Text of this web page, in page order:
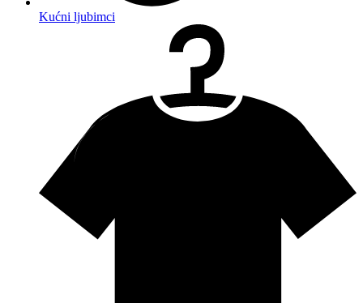
Kućni ljubimci